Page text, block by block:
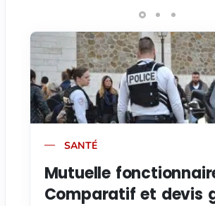
SANTÉ
Mutuelle
Comparatif et devis